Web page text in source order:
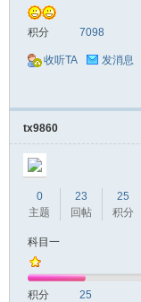
积分 7098
收听TA 发消息
tx9860
0
主题
23
回帖
25
积分
科目一
积分 25